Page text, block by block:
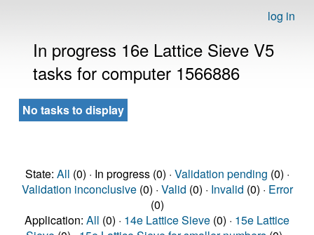
log in
In progress 16e Lattice Sieve V5
tasks for computer 1566886
No tasks to display
State: All (0) · In progress (0) · Validation pending (0) ·
Validation inconclusive(0) · Valid (0) · Invalid (0) · Error
(0)
Application: All (0) · 14e Lattice Sieve (0) · 15e Lattice